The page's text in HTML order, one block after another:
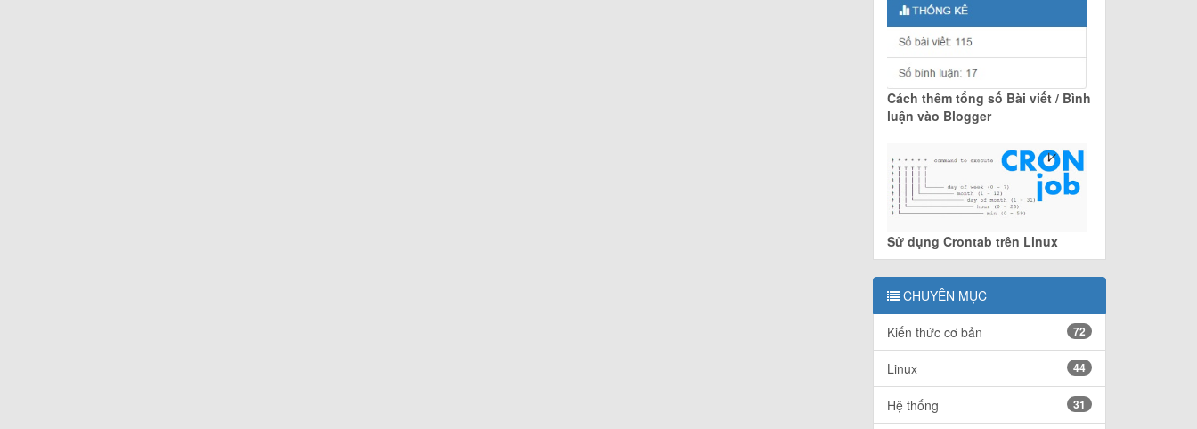
Cách thêm tổng số Bài viết / Bình
luận vào Blogger
Sử dụng Crontab trên Linux
CHUYÊN MỤC
Kiến thức cơ bản 72
Linux 44
Hệ thống 31